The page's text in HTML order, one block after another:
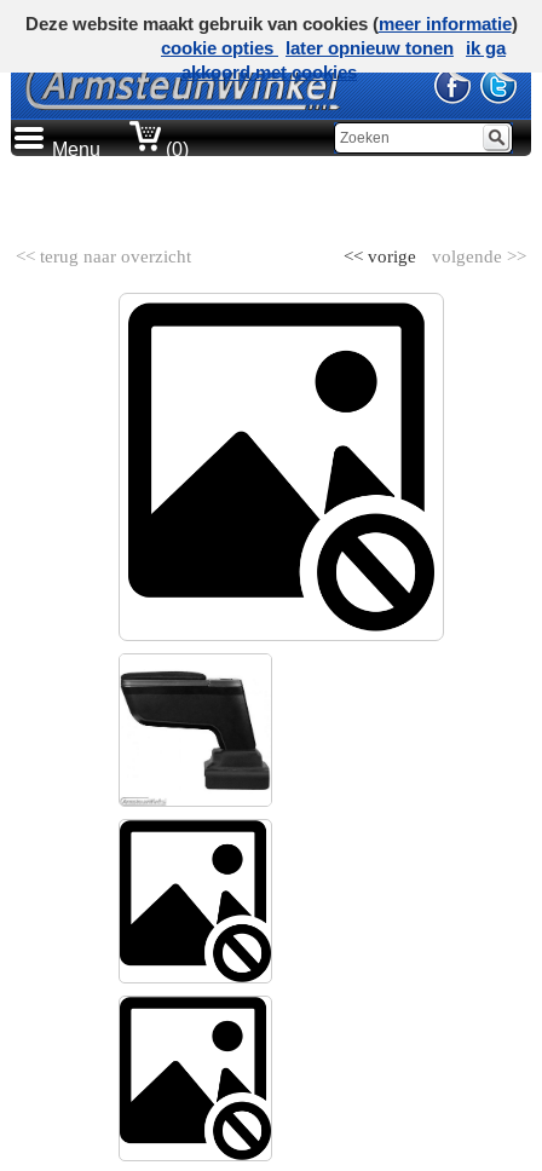
Menu (0)
<< terug naar overzicht volgende >>
<< vorige
Deze website maakt gebruik van cookies (meer informatie)
cookie opties
later opnieuw tonen
ik ga
akkoord met cookies